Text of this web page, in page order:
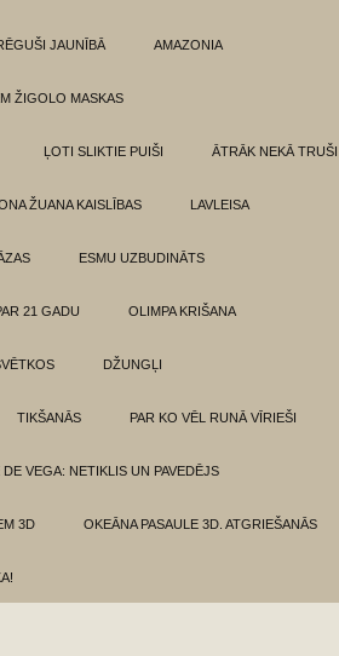
JAUNĪBĀ AMAZONIA
ŽIGOLO MASKAS
ĻOTI SLIKTIE PUIŠI ĀTRĀK NEKĀ TRUŠI
ŽUANA KAISLĪBAS LAVLEISA
ESMU UZBUDINĀTS
21 GADU OLIMPA KRIŠANA
DŽUNGĻI
TIKŠANĀS PAR KO VĒL RUNĀ VĪRIEŠI
DE VEGA: NETIKLIS UN PAVEDĒJS
3D OKEĀNA PASAULE 3D. ATGRIEŠANĀS